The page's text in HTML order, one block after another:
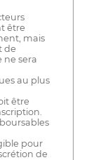
être
mais
de
ne sera
au plus
être
pour
de